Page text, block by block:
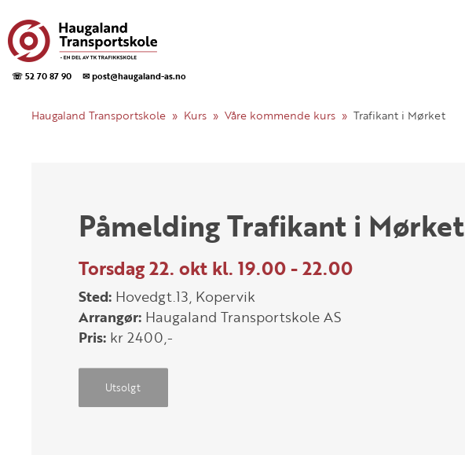
☏ 52 70 87 90 ✉ post@haugaland-as.no
Haugaland Transportskole Kurs Våre kommende kurs Trafikant i Mørket
Påmelding Trafikant i Mørket
Torsdag 22. okt kl. 19.00 - 22.00
Sted: Hovedgt.13, Kopervik
Arrangør: Haugaland Transportskole AS
Pris: kr 2400,-
Utsolgt